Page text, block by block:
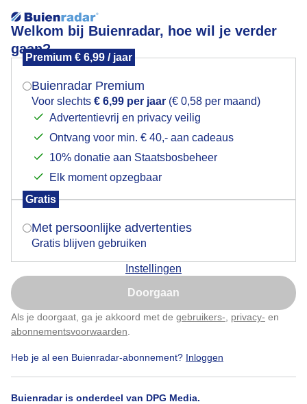
Welkom bij Buienradar, hoe wil je verder
gaan?
Premium € 6,99 / jaar
Buienradar Premium
Voor slechts € 6,99 per jaar (€ 0,58 per maand)
Advertentievrij en privacy veilig
Ontvang voor min. € 40,- aan cadeaus
10% donatie aan Staatsbosbeheer
Elk moment opzegbaar
Gratis
Met persoonlijke advertenties
Gratis blijven gebruiken
Instellingen
Doorgaan
Als je doorgaat, ga je akkoord met de gebruikers- privacy- en
abonnementsvoorwaarden
Heb je al een Buienradar-abonnement? Inloggen
Buienradar is onderdeel van DPG Media.
Einde van de dag . Word snel donker en opkomende
mist
Weer Foto van vandaag
Door: Mark Klos
Mogen we je locatie gebruiken voor het
Indien je hier nog geen akkoord op hebt gegeven,
verschijnt er zo een pop-up uit je browser waarin
Is goed, toon de popup
Nu niet, misschien later
Klik hierom dit aan te passen